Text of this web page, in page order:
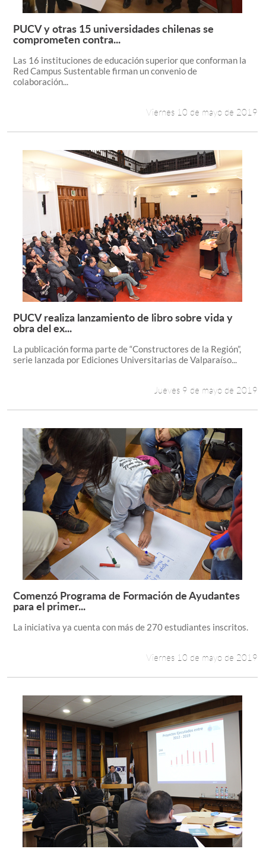
Leer más +
PUCV y otras 15 universidades chilenas se
comprometen contra...
Las 16 instituciones de educación superior que conforman la
Red Campus Sustentable firman un convenio de
colaboración...
Viernes 10 de mayo de 2019
Leer más +
PUCV realiza lanzamiento de libro sobre vida y
obra del ex...
La publicación forma parte de “Constructores de la Región”,
serie lanzada por Ediciones Universitarias de Valparaíso...
Jueves 9 de mayo de 2019
Leer más +
Comenzó Programa de Formación de Ayudantes
para el primer...
La iniciativa ya cuenta con más de 270 estudiantes inscritos.
Viernes 10 de mayo de 2019